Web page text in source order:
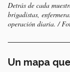
Detrás de cada
brigadistas,
operación diaria. /
Un mapa